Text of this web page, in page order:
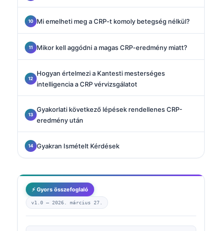
Mi emelheti meg a CRP-t komoly betegség nélkül?
Mikor kell aggódni a magas CRP-eredmény miatt?
Hogyan értelmezi a Kantesti mesterséges
intelligencia a CRP vérvizsgálatot
Gyakorlati következő lépések rendellenes CRP-
eredmény után
Gyakran Ismételt Kérdések
⚡ Gyors összefoglaló
v1.0 — 2026. március 27.